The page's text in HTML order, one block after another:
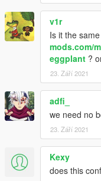
v1r
Is it the
mods.com/
eggplant ?
23. Září 2021
adfi_
we need no
23. Září 2021
Kexy
does this